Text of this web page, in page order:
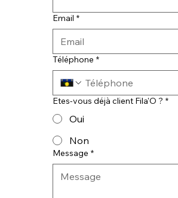
Email *
Téléphone *
Etes-vous déjà client Fila'O ? *
Oui
Non
Message *